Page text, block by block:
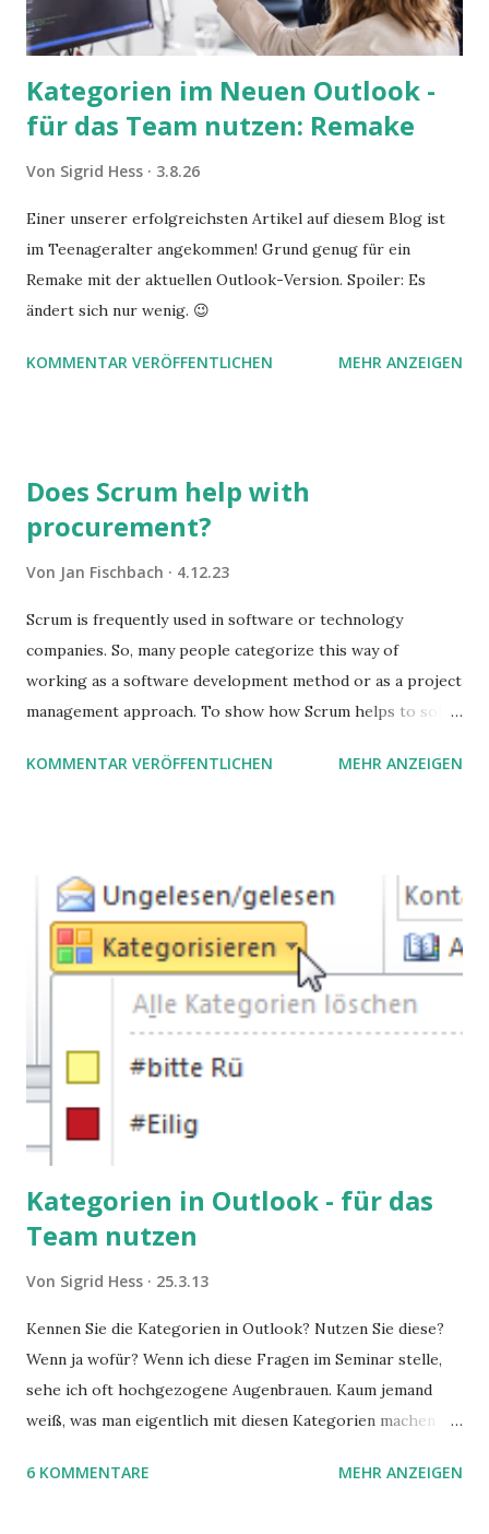
Kategorien im Neuen Outlook -
für das Team nutzen: Remake
Von Sigrid Hess 3.8.26
Einer unserer erfolgreichsten Artikel auf diesem Blog ist
im Teenageralter angekommen! Grund genug für ein
Remake mit der aktuellen Outlook-Version. Spoiler: Es
ändert sich nur wenig. 😉
KOMMENTAR VERÖFFENTLICHEN MEHR ANZEIGEN
Does Scrum help with
procurement?
Von Jan Fischbach 4.12.23
Scrum is frequently used in software or technology
companies. So, many people categorize this way of
working as a software development method or as a project
management approach. To show how Scrum helps to solve
processes.
KOMMENTAR VERÖFFENTLICHEN MEHR ANZEIGEN
Kategorien in Outlook - für das
Team nutzen
Von Sigrid Hess 25.3.13
Kennen Sie die Kategorien in Outlook? Nutzen Sie diese?
Wenn ja wofür? Wenn ich diese Fragen im Seminar stelle,
sehe ich oft hochgezogene Augenbrauen. Kaum jemand
weiß, was man eigentlich mit diesen Kategorien machen
sie Ihnen vor.
6 KOMMENTARE MEHR ANZEIGEN